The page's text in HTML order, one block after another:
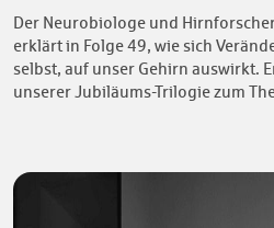
Der Neurobiologe und
erklärt in Folge 49, wie sich
selbst, auf unser Gehirn auswirkt.
unserer Jubiläums-Trilogie zum